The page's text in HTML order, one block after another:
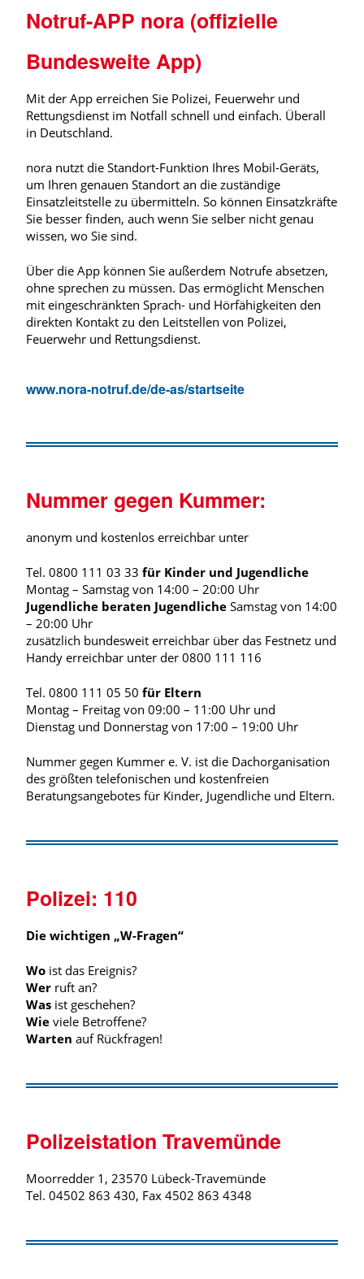
Notruf-APP nora (offizielle
Bundesweite App)
Mit der App erreichen Sie Polizei, Feuerwehr und
Rettungsdienst im Notfall schnell und einfach. Überall
in Deutschland.
nora nutzt die Standort-Funktion Ihres Mobil-Geräts,
um Ihren genauen Standort an die zuständige
Einsatzleitstelle zu übermitteln. So können Einsatzkräfte
Sie besser finden, auch wenn Sie selber nicht genau
wissen, wo Sie sind.
Über die App können Sie außerdem Notrufe absetzen,
ohne sprechen zu müssen. Das ermöglicht Menschen
mit eingeschränkten Sprach- und Hörfähigkeiten den
direkten Kontakt zu den Leitstellen von Polizei,
Feuerwehr und Rettungsdienst.
www.nora-notruf.de/de-as/startseite
Nummer gegen Kummer:
anonym und kostenlos erreichbar unter
Tel. 0800 111 03 33 für Kinder und Jugendliche
Montag – Samstag von 14:00 – 20:00 Uhr
Jugendliche beraten Jugendliche Samstag von 14:00
– 20:00 Uhr
zusätzlich bundesweit erreichbar über das Festnetz und
Handy erreichbar unter der 0800 111 116
Tel. 0800 111 05 50 für Eltern
Montag – Freitag von 09:00 – 11:00 Uhr und
Dienstag und Donnerstag von 17:00 – 19:00 Uhr
Nummer gegen Kummer e. V. ist die Dachorganisation
des größten telefonischen und kostenfreien
Beratungsangebotes für Kinder, Jugendliche und Eltern.
Polizei: 110
Die wichtigen „W-Fragen“
Wo ist das Ereignis?
Wer ruft an?
Was ist geschehen?
Wie viele Betroffene?
Warten auf Rückfragen!
Polizeistation Travemünde
Moorredder 1, 23570 Lübeck-Travemünde
Tel. 04502 863 430, Fax 4502 863 4348